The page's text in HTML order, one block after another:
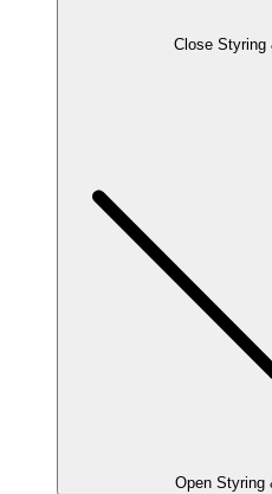
Close Styring
Open Styring